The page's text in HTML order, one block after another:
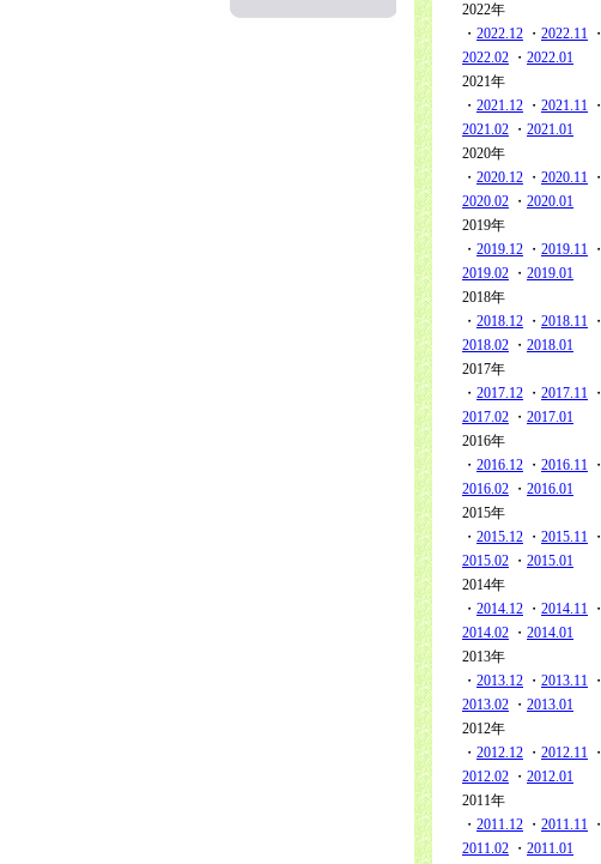
2022年
・ 2022.12 ・ 2022.11 ・
2022.02 ・ 2022.01
2021年
・ 2021.12 ・ 2021.11 ・
2021.02 ・ 2021.01
2020年
・ 2020.12 ・ 2020.11 ・
2020.02 ・ 2020.01
2019年
・ 2019.12 ・ 2019.11 ・
2019.02 ・ 2019.01
2018年
・ 2018.12 ・ 2018.11 ・
2018.02 ・ 2018.01
2017年
・ 2017.12 ・ 2017.11 ・
2017.02 ・ 2017.01
2016年
・ 2016.12 ・ 2016.11 ・
2016.02 ・ 2016.01
2015年
・ 2015.12 ・ 2015.11 ・
2015.02 ・ 2015.01
2014年
・ 2014.12 ・ 2014.11 ・
2014.02 ・ 2014.01
2013年
・ 2013.12 ・ 2013.11 ・
2013.02 ・ 2013.01
2012年
・ 2012.12 ・ 2012.11 ・
2012.02 ・ 2012.01
2011年
・ 2011.12 ・ 2011.11 ・
2011.02 ・ 2011.01